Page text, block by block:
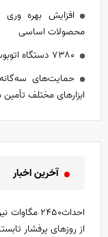
افزایش بهره
محصولات اساسی
۷۳۸۰ دستگاه اتوبوس برای جابه‌جایی زائران اربعین به کارگیری شد
حمایت‌های
ابزارهای مختلف
آخرین اخبار
احداث۲۴۵۰
از روز‌های پرفشار